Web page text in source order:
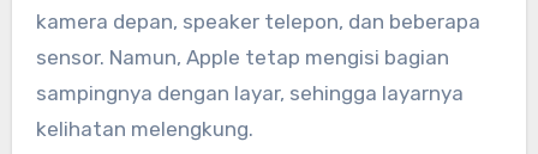
kamera depan, speaker telepon, dan beberapa
sensor. Namun, Apple tetap mengisi bagian
sampingnya dengan layar, sehingga layarnya
kelihatan melengkung.